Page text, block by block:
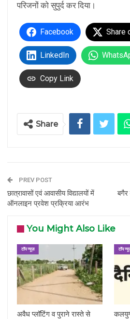
परिजनों को सुपुर्द कर दिया।
Facebook Share
LinkedIn
Copy Link
Share
PREV POST
छात्रावासों एवं आवासीय विद्यालयों में
ऑनलाइन प्रवेश प्रक्रिया आरंभ
बगैर
You Might Also Like
टॉप न्यूज़
अवैध प्लॉटिंग व पुराने रास्ते से
टॉप